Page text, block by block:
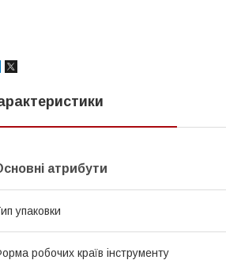
атрибути
упаковки
робочих країв інструменту